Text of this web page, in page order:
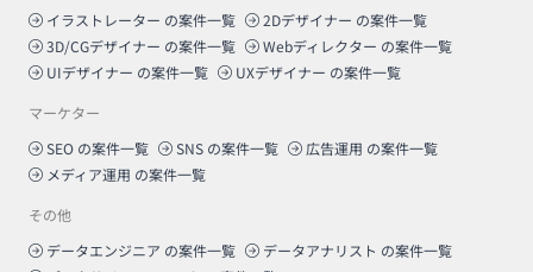
イラストレーター の案件一覧 2Dデザイナー の案件一覧
3D/CGデザイナー の案件一覧 Webディレクター の案件一覧
UIデザイナー の案件一覧 UXデザイナー の案件一覧
マーケター
SEO の案件一覧 SNS の案件一覧 広告運用 の案件一覧
メディア運用 の案件一覧
その他
データエンジニア の案件一覧 データアナリスト の案件一覧